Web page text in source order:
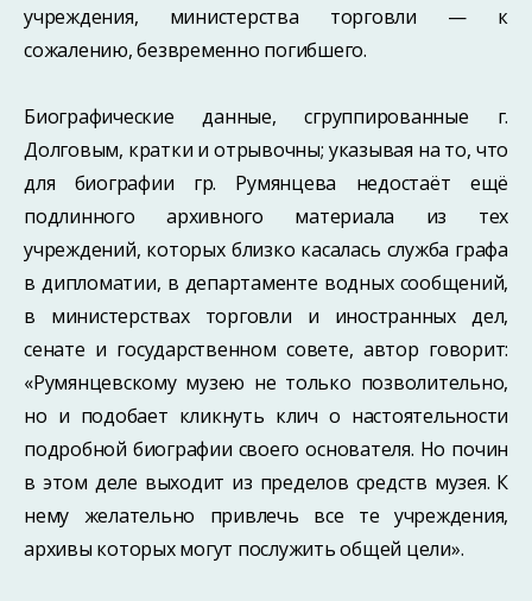
учреждения, министерства торговли — к
сожалению, безвременно погибшего.
Биографические данные, сгруппированные г.
Долговым, кратки и отрывочны; указывая на то, что
для биографии гр. Румянцева недостаёт ещё
подлинного архивного материала из тех
учреждений, которых близко касалась служба графа
в дипломатии, в департаменте водных сообщений,
в министерствах торговли и иностранных дел,
сенате и государственном совете, автор говорит:
«Румянцевскому музею не только позволительно,
но и подобает кликнуть клич о настоятельности
подробной биографии своего основателя. Но почин
в этом деле выходит из пределов средств музея. К
нему желательно привлечь все те учреждения,
архивы которых могут послужить общей цели».